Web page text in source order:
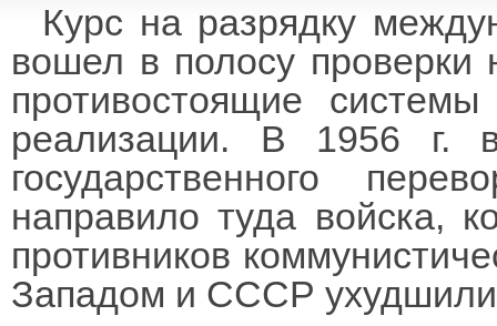
Курс на разрядку
вошел в полосу проверки
противостоящие
реализации. В 1956 г.
государственного
направило туда войска,
противников
Западом и СССР